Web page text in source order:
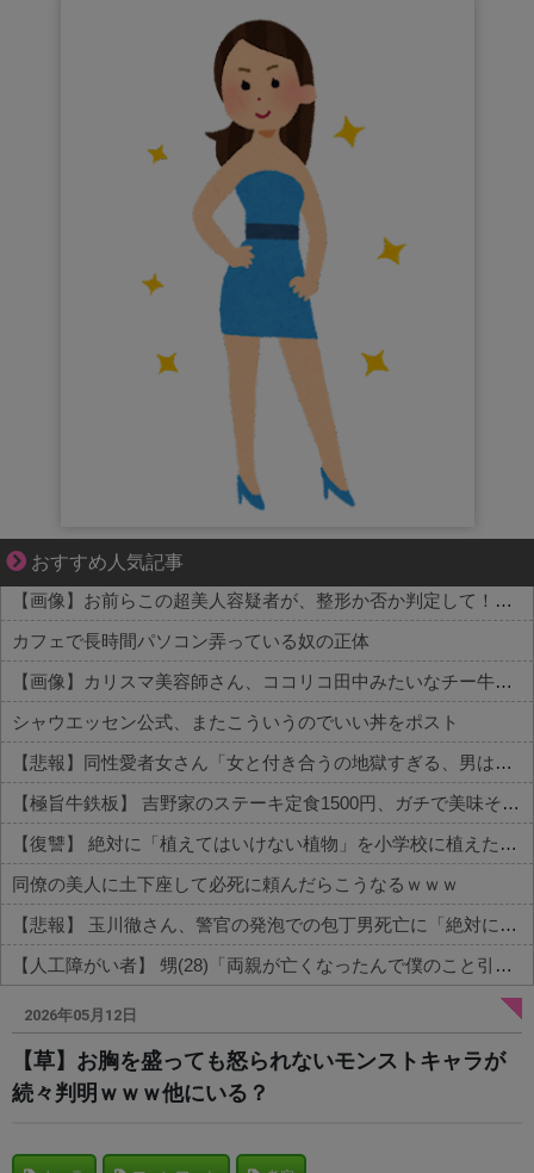
おすすめ人気記事
先輩と後輩、距離が変わった日から始まる恋
【画像】お前らこの超美人容疑者が、整形か否か判定して！！→画像がこちらw w w w w w w w w w
カフェで長時間パソコン弄っている奴の正体
【画像】カリスマ美容師さん、ココリコ田中みたいなチー牛を大変身させた結果がこちらw w w w w w w w w w w
シャウエッセン公式、またこういうのでいい丼をポスト
【悲報】同性愛者女さん「女と付き合うの地獄すぎる、男はどうやって耐えてんの？」←コレは同意せざるおえないと話題に
【極旨牛鉄板】 吉野家のステーキ定食1500円、ガチで美味そうｗｗｗ
【復讐】 絶対に「植えてはいけない植物」を小学校に植えた→20年経って見に行くと…「！？」衝撃の光景が・・・
同僚の美人に土下座して必死に頼んだらこうなるｗｗｗ
【悲報】 玉川徹さん、警官の発泡での包丁男死亡に「絶対に死刑にならない罪なのに警察が死刑にした！」 → 元警官のマジレスがコチラ → ………
【人工障がい者】 甥(28)「両親が亡くなったんで僕のこと引き取ってほしいんですけど！」なんでいい年したヒキニートを引き取らなきゃいけないんだ...
Powered by livedoor 相互RSS
2026年05月12日
【草】お胸を盛っても怒られないモンストキャラが
続々判明ｗｗｗ他にいる？